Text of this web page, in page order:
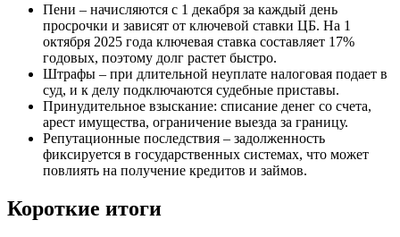
Пени – начисляются с 1 декабря за каждый день
просрочки и зависят от ключевой ставки ЦБ. На 1
октября 2025 года ключевая ставка составляет 17%
годовых, поэтому долг растет быстро.
Штрафы – при длительной неуплате налоговая подает в
суд, и к делу подключаются судебные приставы.
Принудительное взыскание: списание денег со счета,
арест имущества, ограничение выезда за границу.
Репутационные последствия – задолженность
фиксируется в государственных системах, что может
повлиять на получение кредитов и займов.
Короткие итоги